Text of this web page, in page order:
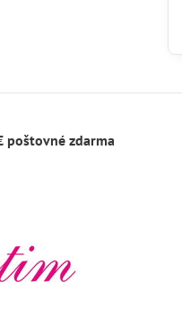
poštovné zdarma